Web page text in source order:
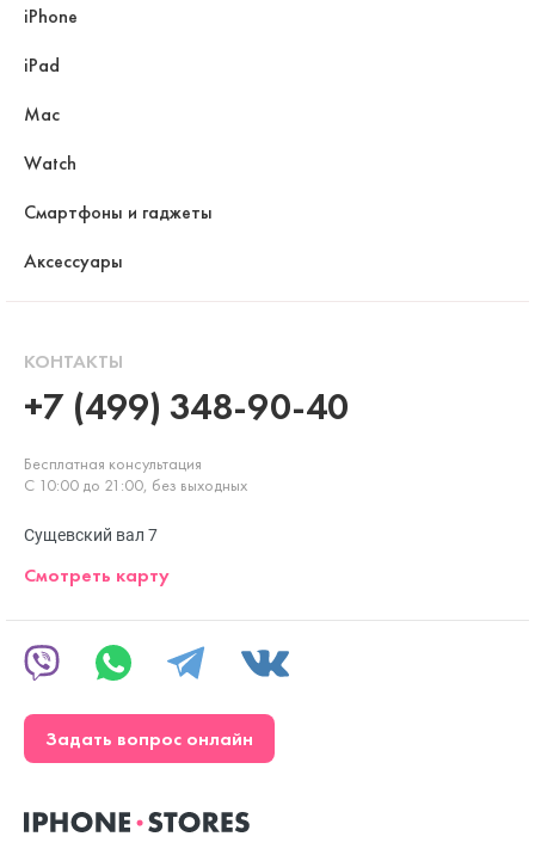
iPhone
iPad
Mac
Watch
Смартфоны и гаджеты
Аксессуары
КОНТАКТЫ
+7 (499) 348-90-40
Бесплатная консультация
С 10:00 до 21:00, без выходных
Сущевский вал 7
Смотреть карту
Задать вопрос онлайн